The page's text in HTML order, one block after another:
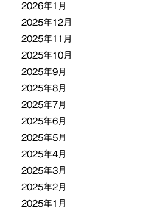
2026年1月
2025年12月
2025年11月
2025年10月
2025年9月
2025年8月
2025年7月
2025年6月
2025年5月
2025年4月
2025年3月
2025年2月
2025年1月